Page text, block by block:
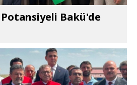
Potansiyeli Bakü'de